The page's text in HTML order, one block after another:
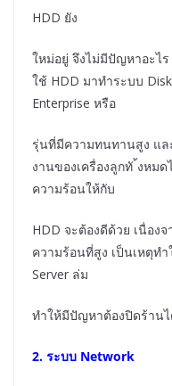
HDD ยัง
ใหม่อยู่ จึงไม่มีปัญหาอะไ
ใช้ HDD มาทำระบบ
Enterprise หรือ
รุ่นที่มีความทนทานสูง แล
งานของเครื่องลูกทั ้งหม
ความร้อนให้กับ
HDD จะต้องดีด้วย เนื่อง
ความร้อนที่สูง เป็นเหตุท
Server ล่ม
ทำให้มีปัญหาต้องปิดร้าน
2. ระบบ Network